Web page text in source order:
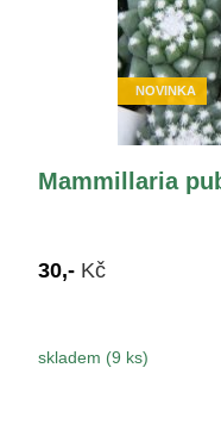
NOVINKA
Mammillaria
30,- Kč
skladem (9 ks)